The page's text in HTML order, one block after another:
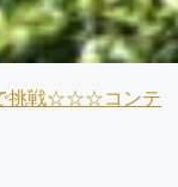
で挑戦☆☆☆コンテ